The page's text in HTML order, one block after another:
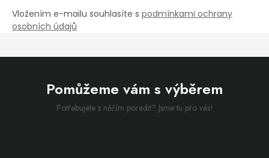
Vložením e-mailu souhlasíte s podmínkami ochrany
osobních údajů
Pomůžeme vám s výběrem
Potřebujete s něčím poradit? Jsme tu pro vás!